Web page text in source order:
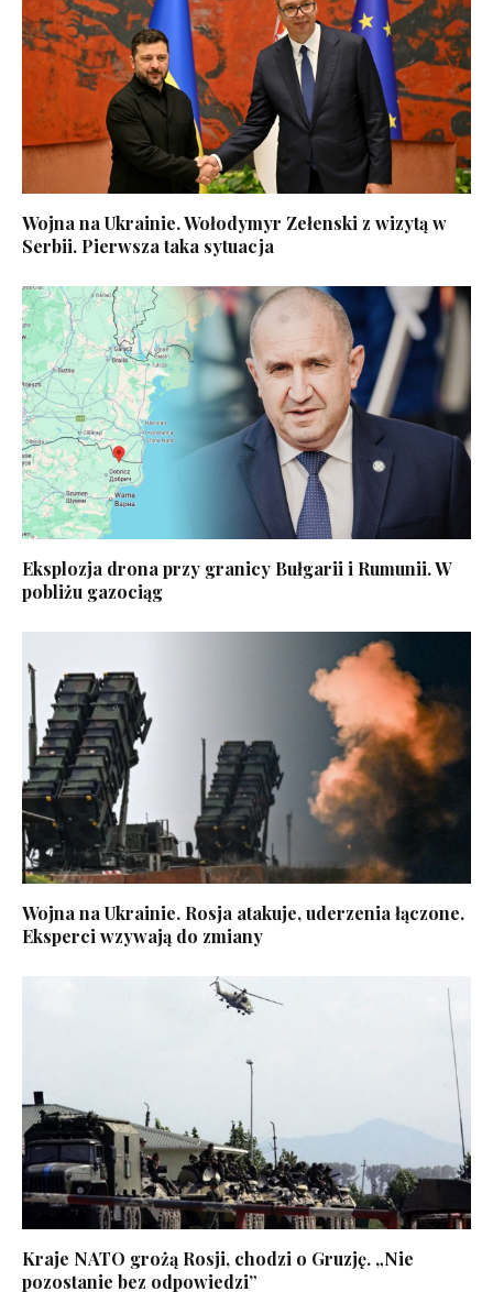
Wojna na Ukrainie. Wołodymyr Zełenski z wizytą w
Serbii. Pierwsza taka sytuacja
Eksplozja drona przy granicy Bułgarii i Rumunii. W
pobliżu gazociąg
Wojna na Ukrainie. Rosja atakuje, uderzenia łączone.
Eksperci wzywają do zmiany
Kraje NATO grożą Rosji, chodzi o Gruzję. „Nie
pozostanie bez odpowiedzi”